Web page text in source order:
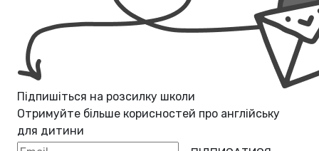
Підпишіться на розсилку школи
Отримуйте більше корисностей про англійську
для дитини